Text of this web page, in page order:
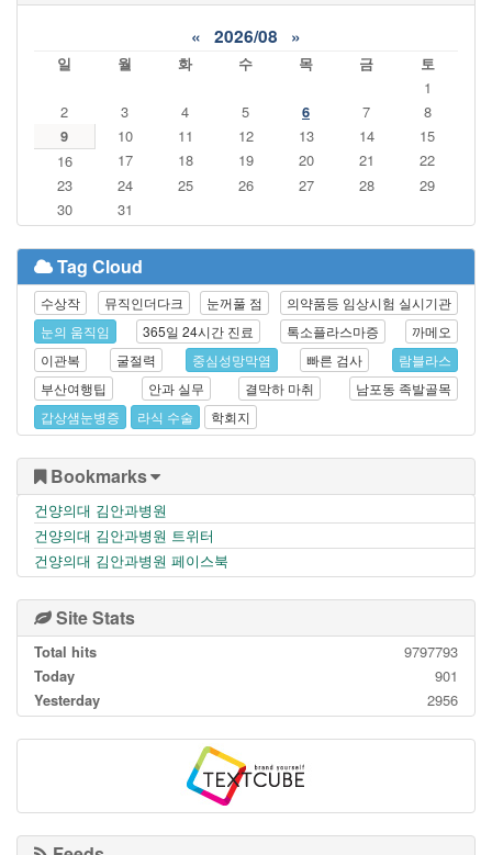
« 2026/08 »
일 월 화 수 목 금
토
1
2
3 4 5 6 7
8
9
10 11 12 13 14
15
16
17 18 19 20 21
22
23
24 25 26 27 28
29
30
31
Tag Cloud
수상작 뮤직인더다크 눈꺼풀 점
의약품등 임상시험 실시기관
눈의 움직임
365일 24시간 진료 톡소플라스마증
까메오
이관복
굴절력 중심성망막염 빠른 검사
람블라스
부산여행팁
안과 실무 결막하 마취
남포동 족발골목
갑상샘눈병증
라식 수술 학회지
Bookmarks
건양의대 김안과병원
건양의대 김안과병원 트위터
건양의대 김안과병원 페이스북
Site Stats
Total hits
9797793
Today
901
Yesterday
2956